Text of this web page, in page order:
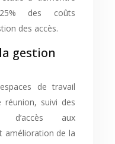
des coûts
des accès.
gestion
de travail
réunion, suivi des
d’accès aux
amélioration de la